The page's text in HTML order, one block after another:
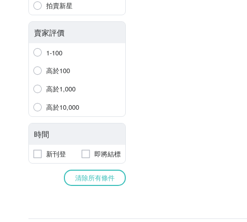
拍賣新星
賣家評價
1-100
高於100
高於1,000
高於10,000
時間
新刊登 即將結標
清除所有條件